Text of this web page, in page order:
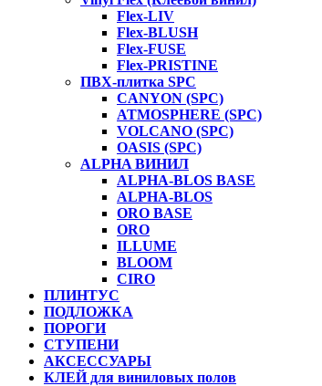
Flex-LIV
Flex-BLUSH
Flex-FUSE
Flex-PRISTINE
ПВХ-плитка SPC
CANYON (SPC)
ATMOSPHERE (SPC)
VOLCANO (SPC)
OASIS (SPC)
ALPHA ВИНИЛ
ALPHA-BLOS BASE
ALPHA-BLOS
ORO BASE
ORO
ILLUME
BLOOM
CIRO
ПЛИНТУС
ПОДЛОЖКА
ПОРОГИ
СТУПЕНИ
АКСЕССУАРЫ
КЛЕЙ для виниловых полов